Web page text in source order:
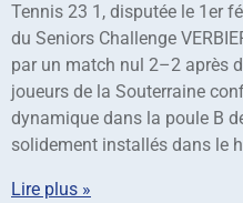
Tennis 23 1, disputée le 1er
du Seniors Challenge
par un match nul 2–2 après
joueurs de la Souterraine
dynamique dans la poule B
solidement installés dans le
Lire plus »